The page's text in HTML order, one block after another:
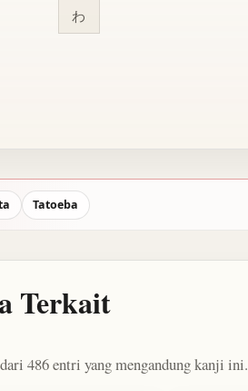
わ
Tatoeba
Terkait
486 entri yang mengandung kanji ini.